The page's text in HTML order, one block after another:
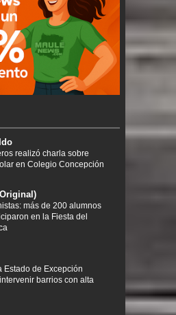
realizó charla sobre
en Colegio Concepción
más de 200 alumnos
en la Fiesta del
Estado de Excepción
barrios con alta